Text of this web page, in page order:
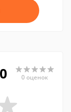
0 0 оценок